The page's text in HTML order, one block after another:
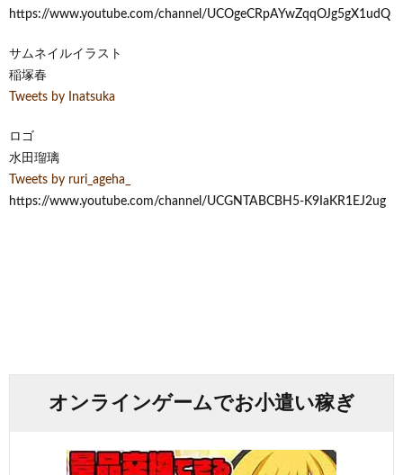
https://www.youtube.com/channel/UCOgeCRpAYwZqqOJg5gX1udQ
サムネイルイラスト
稲塚春
Tweets by Inatsuka
ロゴ
水田瑠璃
Tweets by ruri_ageha_
https://www.youtube.com/channel/UCGNTABCBH5-K9IaKR1EJ2ug
オンラインゲームでお小遣い稼ぎ